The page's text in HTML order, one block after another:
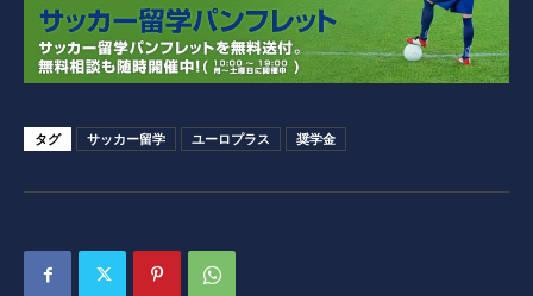
タグ サッカー留学 ユーロプラス 奨学金